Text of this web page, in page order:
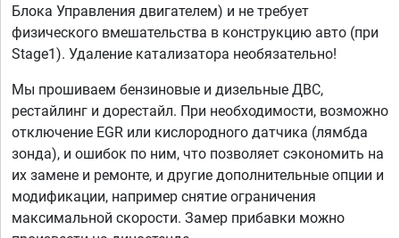
Блока Управления двигателем) и не требует
физического вмешательства в конструкцию авто (при
Stage1). Удаление катализатора необязательно!
Мы прошиваем бензиновые и дизельные ДВС,
рестайлинг и дорестайл. При необходимости, возможно
отключение EGR или кислородного датчика (лямбда
зонда), и ошибок по ним, что позволяет сэкономить на
их замене и ремонте, и другие дополнительные опции и
модификации, например снятие ограничения
максимальной скорости. Замер прибавки можно